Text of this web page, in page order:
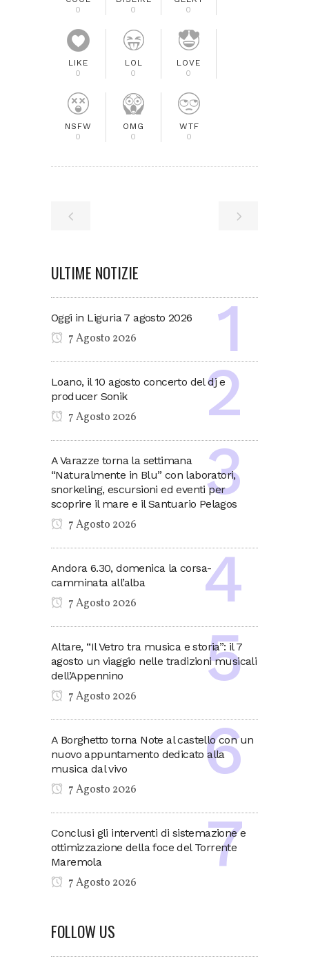
0
0
0
LIKE
0
LOL
0
LOVE
0
NSFW
0
OMG
0
WTF
0
ULTIME NOTIZIE
Oggi in Liguria 7 agosto 2026
7 Agosto 2026
Loano, il 10 agosto concerto del dj e
producer Sonik
7 Agosto 2026
A Varazze torna la settimana
“Naturalmente in Blu” con laboratori,
snorkeling, escursioni ed eventi per
scoprire il mare e il Santuario Pelagos
7 Agosto 2026
Andora 6.30, domenica la corsa-
camminata all’alba
7 Agosto 2026
Altare, “Il Vetro tra musica e storia”: il 7
agosto un viaggio nelle tradizioni musicali
dell’Appennino
7 Agosto 2026
A Borghetto torna Note al castello con un
nuovo appuntamento dedicato alla
musica dal vivo
7 Agosto 2026
Conclusi gli interventi di sistemazione e
ottimizzazione della foce del Torrente
Maremola
7 Agosto 2026
FOLLOW US